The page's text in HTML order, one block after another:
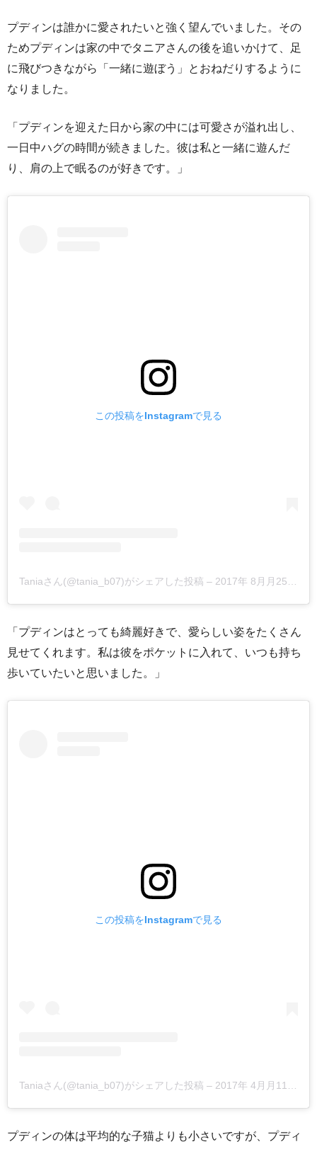
プディンは誰かに愛されたいと強く望んでいました。その
ためプディンは家の中でタニアさんの後を追いかけて、足
に飛びつきながら「一緒に遊ぼう」とおねだりするように
なりました。
「プディンを迎えた日から家の中には可愛さが溢れ出し、
一日中ハグの時間が続きました。彼は私と一緒に遊んだ
り、肩の上で眠るのが好きです。」
この投稿をInstagramで見る
Taniaさん(@tania_b07)がシェアした投稿 – 2017年 8月月25日午前7時41分PDT
「プディンはとっても綺麗好きで、愛らしい姿をたくさん
見せてくれます。私は彼をポケットに入れて、いつも持ち
歩いていたいと思いました。」
この投稿をInstagramで見る
Taniaさん(@tania_b07)がシェアした投稿 – 2017年 4月月11日午前9時45分PDT
プディンの体は平均的な子猫よりも小さいですが、プディ